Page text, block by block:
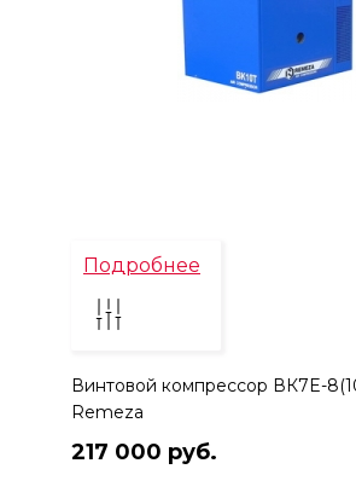
Подробнее
Винтовой компрессор ВК7E-
Remeza
217 000 руб.